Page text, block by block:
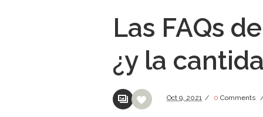
Las FAQs
¿y la
Oct 9, 2021 / 0 Comments